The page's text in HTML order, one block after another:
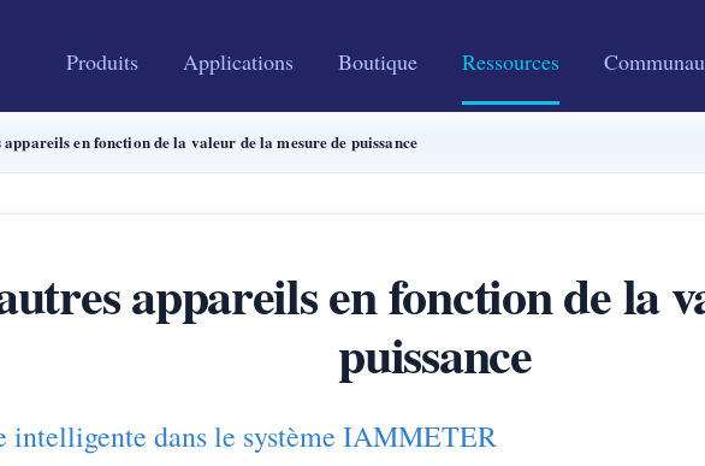
Produits Applications Boutique Ressources
en fonction de la valeur de la mesure de puissance
appareils en fonction de la
puissance
intelligente dans le système IAMMETER